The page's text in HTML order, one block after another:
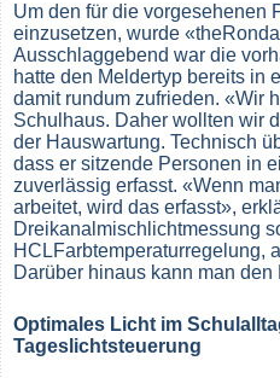
Um den für die vorgesehenen
einzusetzen, wurde
Ausschlaggebend war die
hatte den Meldertyp bereits in
damit rundum zufrieden. «Wir
Schulhaus. Daher wollten wir
der Hauswartung. Technisch
dass er sitzende Personen in
zuverlässig erfasst. «Wenn
arbeitet, wird das erfasst»,
Dreikanalmischlichtmessung
HCLFarbtemperaturregelung,
Darüber hinaus kann man
Optimales Licht im
Tageslichtsteuerung